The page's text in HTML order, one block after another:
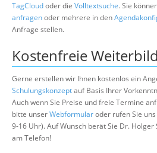
TagCloudoder die Volltextsuche. Sie
anfragenoder mehrere in den
Anfrage stellen.
Kostenfreie
Gerne erstellen wir Ihnen kostenlos ein
Schulungskonzeptauf Basis Ihrer
Auch wenn Sie Preise und freie Termine
bitte unserWebformularoder rufen Sie
9-16 Uhr). Auf Wunsch berät Sie Dr.
am Telefon!